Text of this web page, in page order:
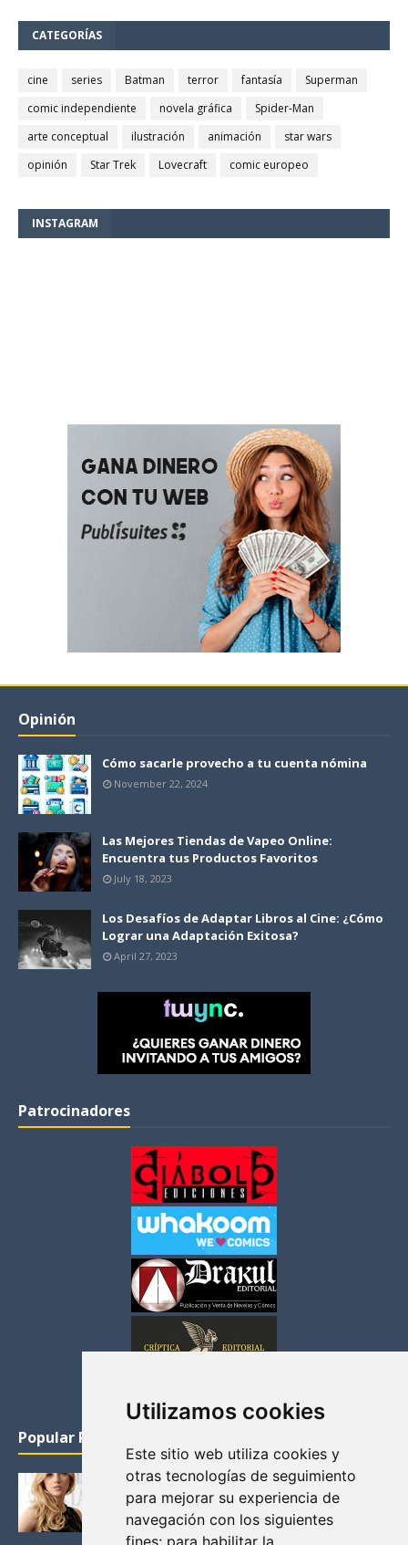
Utilizamos cookies
Este sitio web utiliza cookies y
otras tecnologías de seguimiento
para mejorar su experiencia de
navegación con los siguientes
fines: para habilitar la
CATEGORÍAS
cine series Batman terror fantasía
Superman
comic independiente
novela gráfica
Spider-Man
arte conceptual
ilustración animación
star wars
opinión
Star Trek Lovecraft comic europeo
INSTAGRAM
Opinión
Cómo sacarle provecho a tu cuenta nómina
November 22, 2024
Las Mejores Tiendas de Vapeo Online:
Encuentra tus Productos Favoritos
July 18, 2023
Los Desafíos de Adaptar Libros al Cine: ¿Cómo
Lograr una Adaptación Exitosa?
April 27, 2023
Patrocinadores
Popular Posts
KATHERYN WINNICK: LA ACTRIZ MAS GUAPA DE
VIKINGOS
Junio 14, 2013